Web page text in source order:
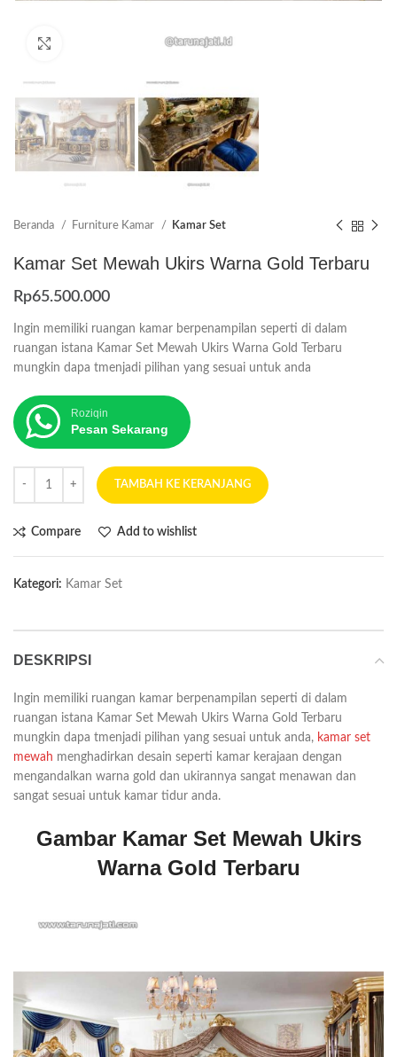
Beranda Furniture Kamar Kamar Set
Kamar Set Mewah Ukirs Warna Gold Terbaru
Rp65.500.000
Ingin memiliki ruangan kamar berpenampilan seperti di dalam
ruangan istana Kamar Set Mewah Ukirs Warna Gold Terbaru
mungkin dapa tmenjadi pilihan yang sesuai untuk anda
Roziqin
Pesan Sekarang
TAMBAH KE KERANJANG
Compare Add to wishlist
Kategori: Kamar Set
DESKRIPSI
Ingin memiliki ruangan kamar berpenampilan seperti di dalam
ruangan istana Kamar Set Mewah Ukirs Warna Gold Terbaru
mungkin dapa tmenjadi pilihan yang sesuai untuk anda, kamar set
mewah menghadirkan desain seperti kamar kerajaan dengan
mengandalkan warna gold dan ukirannya sangat menawan dan
sangat sesuai untuk kamar tidur anda.
Gambar Kamar Set Mewah Ukirs
Warna Gold Terbaru